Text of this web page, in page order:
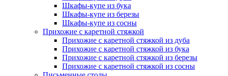
Шкафы-купе из бука
Шкафы-купе из березы
Шкафы-купе из сосны
Прихожие с каретной стяжкой
Прихожие с каретной стяжкой из дуба
Прихожие с каретной стяжкой из бука
Прихожие с каретной стяжкой из березы
Прихожие с каретной стяжкой из сосны